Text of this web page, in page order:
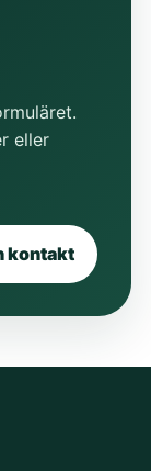
eller
kontakt